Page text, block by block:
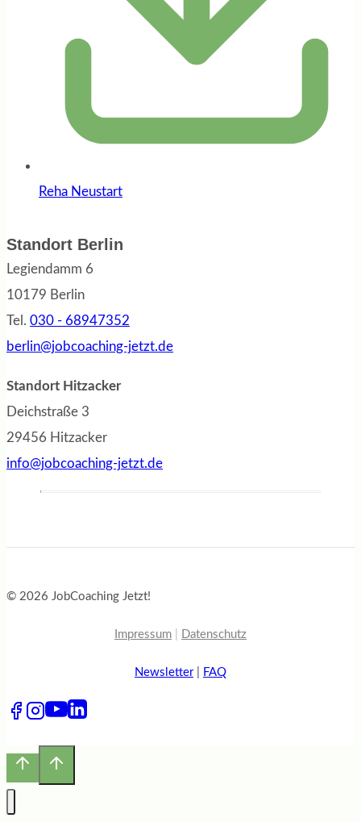
Reha Neustart
Standort Berlin
Legiendamm 6
10179 Berlin
Tel. 030 - 68947352
berlin@jobcoaching-jetzt.de
Standort Hitzacker
Deichstraße 3
29456 Hitzacker
info@jobcoaching-jetzt.de
© 2026 JobCoaching Jetzt!
Impressum Datenschutz
Newsletter| FAQ